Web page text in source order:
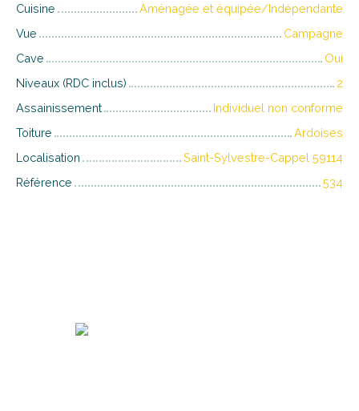
Cuisine
Aménagée et équipée/Indépendante
Vue
Campagne
Cave
Oui
Niveaux (RDC inclus)
2
Assainissement
Individuel non conforme
Toiture
Ardoises
Localisation
Saint-Sylvestre-Cappel 59114
Référence
534